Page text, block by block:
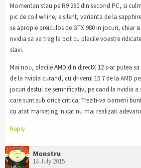
Momentan stau pe R9 290 din second PC, si
pic de coil whine, e silent, varianta de la
se apropie preiculos de GTX 980 in jocuri, chiar
nvidia sa va trag la bot cu placile voastre
slavi.
Mai nou, placile AMD din directX 12 s-ar putea
de la nvidia curand, cu driverul 15.7 de la AMD
jocuri destul de semnificativ, pe cand la nvidia a
care sunt sub orice critica. Treziti-va oameni
cu atat marketing in cat nu mai realizati
Reply
Monstru
14 July 2015